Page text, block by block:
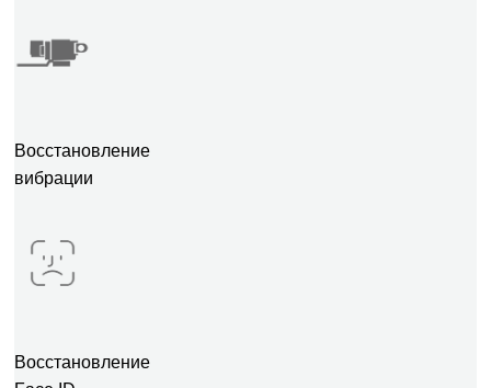
Восстановление
вибрации
Восстановление